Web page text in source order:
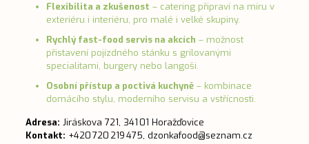
Flexibilita a zkušenost – catering připraví na míru v
exteriéru i interiéru, pro malé i velké skupiny.
Rychlý fast-food servis na akcích – možnost
přistavení pojízdného stánku s grilovanými
specialitami, burgery nebo langoši.
Osobní přístup a poctivá kuchyně– kombinace
domácího stylu, moderního servisu a vstřícnosti.
Adresa: Jiráskova 721, 341 01 Horažďovice
Kontakt: +420 720 219 475, dzonkafood@seznam.cz